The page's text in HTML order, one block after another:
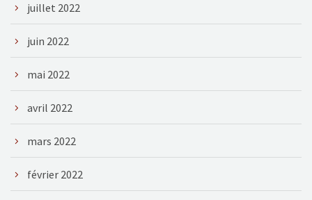
juillet 2022
juin 2022
mai 2022
avril 2022
mars 2022
février 2022